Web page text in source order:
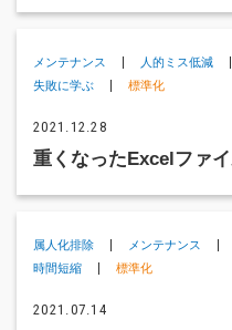
メンテナンス 人的ミス低減
失敗に学ぶ
標準化
2021.12.28
重くなったExcelファ
属人化排除 メンテナンス
時間短縮
標準化
2021.07.14